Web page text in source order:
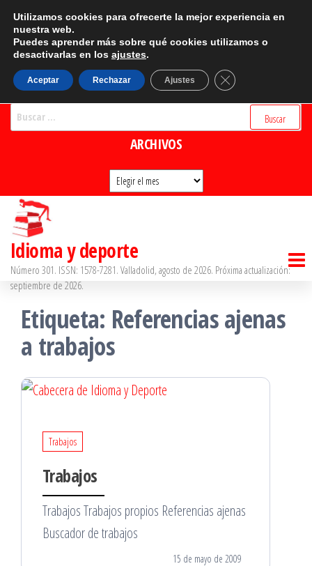
Saltar
contenido
CATEGORÍAS
Categorías
BUSCADOR
ARCHIVOS
Archivos
Idioma y deporte
Número 301. ISSN: 1578-7281. Valladolid, agosto de 2026. Próxima actualización:
septiembre de 2026.
Etiqueta: Referencias ajenas
a trabajos
Trabajos
Trabajos
Trabajos Trabajos propios Referencias ajenas
Buscador de trabajos
15 de mayo de 2009
Utilizamos cookies para ofrecerte la mejor experiencia en
nuestra web.
Puedes aprender más sobre qué cookies utilizamos o
desactivarlas en los ajustes.
Aceptar Rechazar Ajustes Cerrar el banner